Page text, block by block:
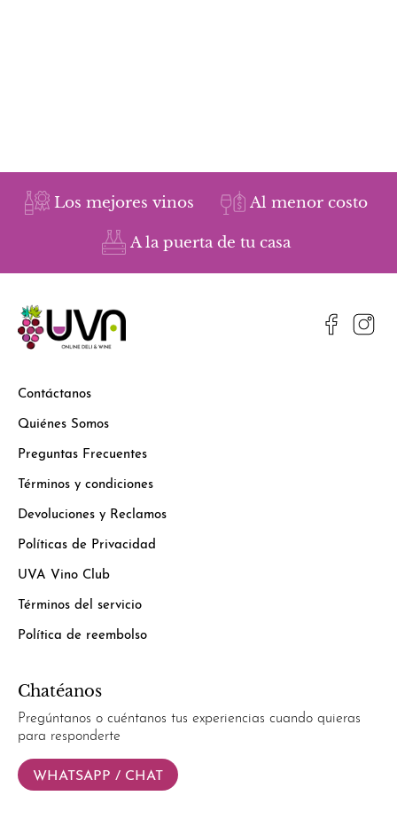
Los mejores vinos Al menor costo
A la puerta de tu casa
Contáctanos
Quiénes Somos
Preguntas Frecuentes
Términos y condiciones
Devoluciones y Reclamos
Políticas de Privacidad
UVA Vino Club
Términos del servicio
Política de reembolso
Chatéanos
Pregúntanos o cuéntanos tus experiencias cuando quieras
para responderte
WHATSAPP / CHAT